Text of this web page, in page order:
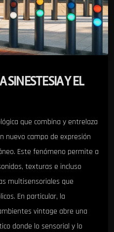
SINESTESIA Y EL
que combina y entrelaza
nuevo campo de expresión
Este fenómeno permite a
texturas e incluso
multisensoriales que
En particular, la
vintage abre una
donde lo sensorial y lo